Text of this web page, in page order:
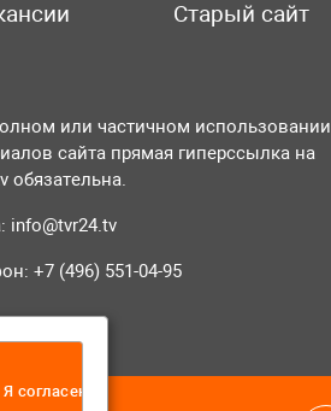
Старый сайт
или частичном использовании
сайта прямая гиперссылка на
обязательна.
info@tvr24.tv
+7 (496) 551-04-95
Я согласен